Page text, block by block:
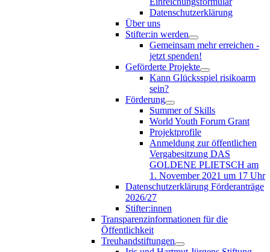
Datenschutzerklärung
Über uns
Stifter:in werden
Gemeinsam mehr erreichen -
jetzt spenden!
Geförderte Projekte
Kann Glücksspiel risikoarm
sein?
Förderung
Summer of Skills
World Youth Forum Grant
Projektprofile
Anmeldung zur öffentlichen
Vergabesitzung DAS
GOLDENE PLIETSCH am
1. November 2021 um 17 Uhr
Datenschutzerklärung Förderanträge
2026/27
Stifter:innen
Transparenzinformationen für die
Öffentlichkeit
Treuhandstiftungen